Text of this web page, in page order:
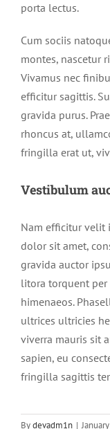
porta lectus.
Cum sociis
montes, nascetur
Vivamus nec
efficitur sagittis.
gravida purus.
rhoncus at,
fringilla erat ut,
Vestibulum
Nam efficitur velit
dolor sit amet,
gravida auctor
litora torquent per
himenaeos.
ultrices ultricies
viverra mauris sit
sapien, eu
fringilla sagittis
Bydevadm1n |